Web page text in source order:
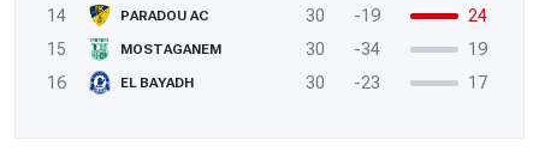
14
PARADOU AC 30 -19
24
15
MOSTAGANEM 30 -34
19
16
EL BAYADH 30 -23 17